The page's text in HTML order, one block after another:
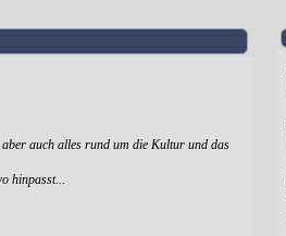
auch alles rund um die Kultur und das
hinpasst...